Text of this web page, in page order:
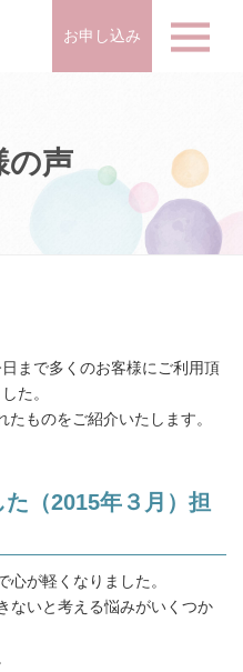
お申し込み
の声
まで多くのお客様にご利用頂
た。
ものをご紹介いたします。
（2015年３月）担
が軽くなりました。
ないと考える悩みがいくつか